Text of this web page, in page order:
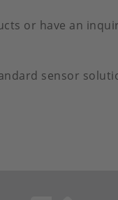
or have an
sensor